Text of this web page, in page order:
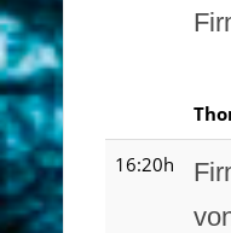
16:20h